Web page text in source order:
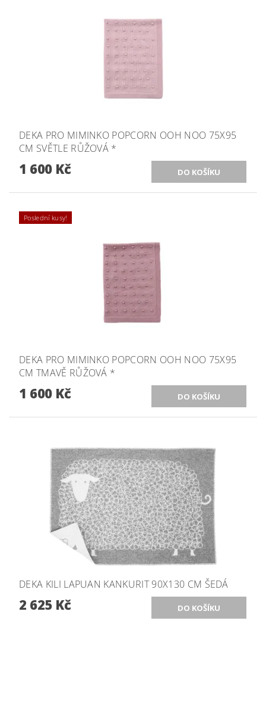
DEKA PRO MIMINKO POPCORN OOH NOO 75X95
CM SVĚTLE RŮŽOVÁ *
1 600 Kč
Poslední kusy!
DEKA PRO MIMINKO POPCORN OOH NOO 75X95
CM TMAVĚ RŮŽOVÁ *
1 600 Kč
DEKA KILI LAPUAN KANKURIT 90X130 CM ŠEDÁ
2 625 Kč